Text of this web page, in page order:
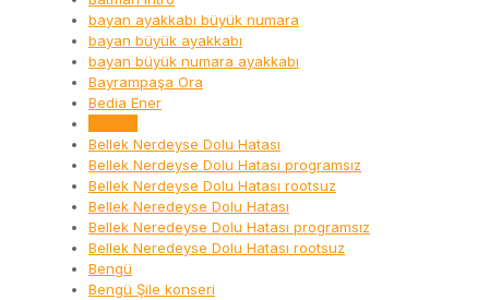
bayan ayakkabı büyük numara
bayan büyük ayakkabı
bayan büyük numara ayakkabı
Bayrampaşa Ora
Bedia Ener
Bellek Nerdeyse Dolu Hatası
Bellek Nerdeyse Dolu Hatası programsız
Bellek Nerdeyse Dolu Hatası rootsuz
Bellek Neredeyse Dolu Hatası
Bellek Neredeyse Dolu Hatası programsız
Bellek Neredeyse Dolu Hatası rootsuz
Bengü
Bengü Şile konseri